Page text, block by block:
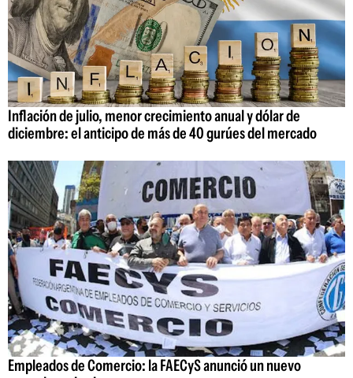
Inflación de julio, menor crecimiento anual y dólar de
diciembre: el anticipo de más de 40 gurúes del mercado
Empleados de Comercio: la FAECyS anunció un nuevo